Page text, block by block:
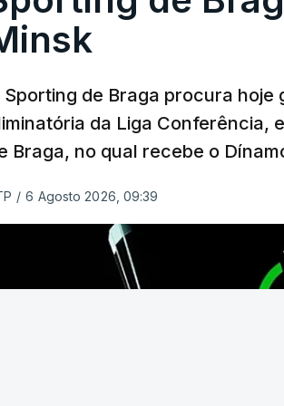
Liga Conferência, encontrando os
jogo no Estádio da Luz tem início às
a segunda mão está
entrada direta, graças à conquista
Sporting de Braga procura
da Liga Conferência,
Braga, no qual recebe o
/ 6 Agosto 2026, 09:39